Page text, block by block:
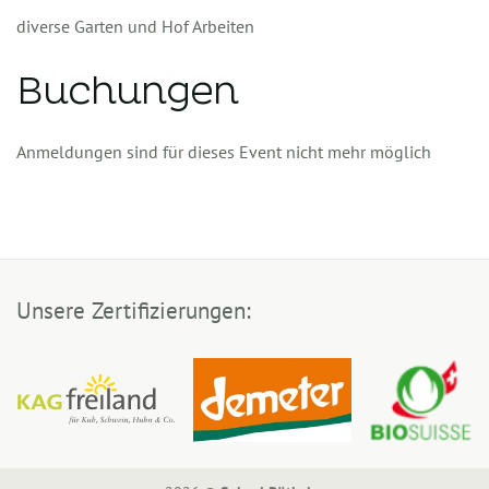
diverse Garten und Hof Arbeiten
Buchungen
Anmeldungen sind für dieses Event nicht mehr möglich
Unsere Zertifizierungen: